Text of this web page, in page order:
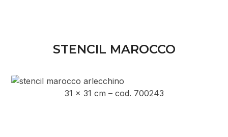
STENCIL MAROCCO
31 x 31 cm – cod. 700243